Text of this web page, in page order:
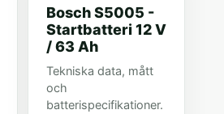
Bosch S5005 -
Startbatteri 12 V
/ 63 Ah
Tekniska data, mått
och
batterispecifikationer.